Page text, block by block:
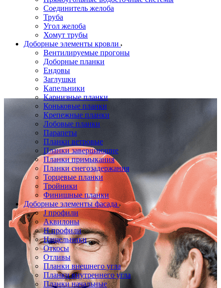
Соединитель желоба
Труба
Угол желоба
Хомут трубы
Доборные элементы кровли
Вентилируемые прогоны
Доборные планки
Ендовы
Заглушки
Капельники
Карнизные планки
Коньковые планки
Крепежные планки
Лобовые планки
Парапеты
Планки ветровые
Планки завершающие
Планки примыкания
Планки снегозадержания
Торцевые планки
Тройники
Финишные планки
Доборные элементы фасада
J профили
Аквилоны
Н профили
Нащельники
Откосы
Отливы
Планки внешнего угла
Планки внутреннего угла
Планки начальные